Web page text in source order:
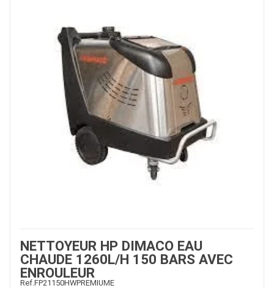
NETTOYEUR HP DIMACO EAU
CHAUDE 1260L/H 150 BARS AVEC
ENROULEUR
Ref. FP21150HWPREMIUME